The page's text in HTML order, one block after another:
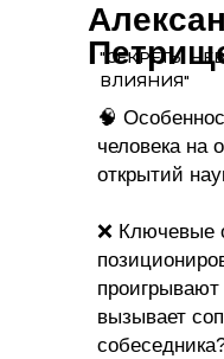
🧠
человека на
открытий
❌ Ключевые
вызывает
"СЕКРЕТЫ
ВЛИЯНИЯ"